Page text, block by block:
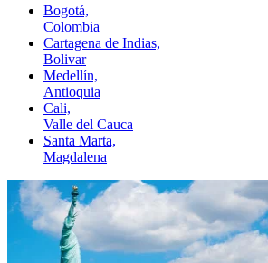
Bogotá,
Colombia
Cartagena de Indias,
Bolivar
Medellín,
Antioquia
Cali,
Valle del Cauca
Santa Marta,
Magdalena